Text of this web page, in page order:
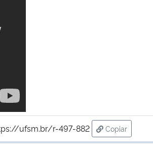
ufsm.br/r-497-882
Copiar
para área